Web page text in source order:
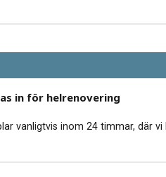
in för helrenovering
vanligtvis inom 24 timmar, där